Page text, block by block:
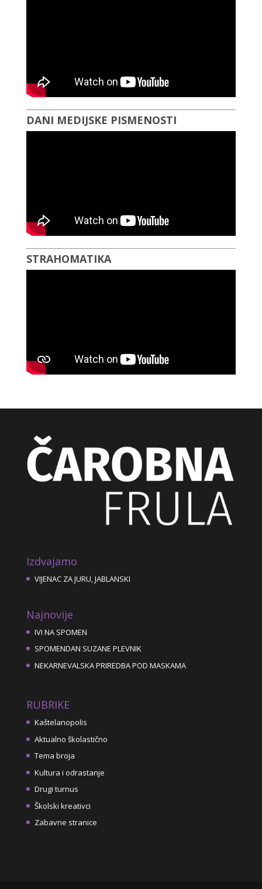
DANI MEDIJSKE PISMENOSTI
STRAHOMATIKA
Izdvajamo
VIJENAC ZA JURU, JABLANSKI
Najnovije
IVI NA SPOMEN
SPOMENDAN SUZANE PLEVNIK
NEKARNEVALSKA PRIREDBA POD MASKAMA
RUBRIKE
Kaštelanopolis
Aktualno školastično
Tema broja
Kultura i odrastanje
Drugi turnus
Školski kreativci
Zabavne stranice